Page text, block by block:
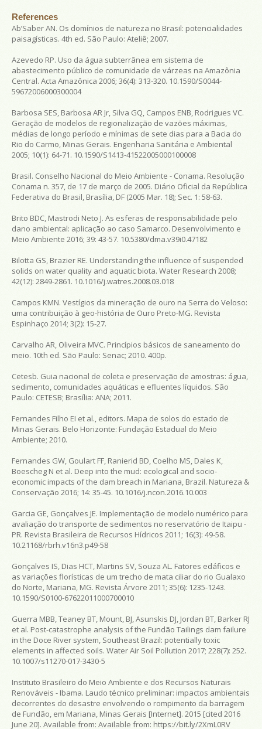
References
Ab’Saber AN. Os domínios de natureza no Brasil: potencialidades
paisagísticas. 4th ed. São Paulo: Ateliê; 2007.
Azevedo RP. Uso da água subterrânea em sistema de
abastecimento público de comunidade de várzeas na Amazônia
Central. Acta Amazônica 2006; 36(4): 313-320. 10.1590/S0044-
59672006000300004
Barbosa SES, Barbosa AR Jr, Silva GQ, Campos ENB, Rodrigues VC.
Geração de modelos de regionalização de vazões máximas,
médias de longo período e mínimas de sete dias para a Bacia do
Rio do Carmo, Minas Gerais. Engenharia Sanitária e Ambiental
2005; 10(1): 64-71. 10.1590/S1413-41522005000100008
Brasil. Conselho Nacional do Meio Ambiente - Conama. Resolução
Conama n. 357, de 17 de março de 2005. Diário Oficial da República
Federativa do Brasil, Brasília, DF (2005 Mar. 18); Sec. 1: 58-63.
Brito BDC, Mastrodi Neto J. As esferas de responsabilidade pelo
dano ambiental: aplicação ao caso Samarco. Desenvolvimento e
Meio Ambiente 2016; 39: 43-57. 10.5380/dma.v39i0.47182
Bilotta GS, Brazier RE. Understanding the influence of suspended
solids on water quality and aquatic biota. Water Research 2008;
42(12): 2849-2861. 10.1016/j.watres.2008.03.018
Campos KMN. Vestígios da mineração de ouro na Serra do Veloso:
uma contribuição à geo-história de Ouro Preto-MG. Revista
Espinhaço 2014; 3(2): 15-27.
Carvalho AR, Oliveira MVC. Princípios básicos de saneamento do
meio. 10th ed. São Paulo: Senac; 2010. 400p.
Cetesb. Guia nacional de coleta e preservação de amostras: água,
sedimento, comunidades aquáticas e efluentes líquidos. São
Paulo: CETESB; Brasília: ANA; 2011.
Fernandes Filho EI et al., editors. Mapa de solos do estado de
Minas Gerais. Belo Horizonte: Fundação Estadual do Meio
Ambiente; 2010.
Fernandes GW, Goulart FF, Ranierid BD, Coelho MS, Dales K,
Boescheg N et al. Deep into the mud: ecological and socio-
economic impacts of the dam breach in Mariana, Brazil. Natureza &
Conservação 2016; 14: 35-45. 10.1016/j.ncon.2016.10.003
Garcia GE, Gonçalves JE. Implementação de modelo numérico para
avaliação do transporte de sedimentos no reservatório de Itaipu -
PR. Revista Brasileira de Recursos Hídricos 2011; 16(3): 49-58.
10.21168/rbrh.v16n3.p49-58
Gonçalves IS, Dias HCT, Martins SV, Souza AL. Fatores edáficos e
as variações florísticas de um trecho de mata ciliar do rio Gualaxo
do Norte, Mariana, MG. Revista Árvore 2011; 35(6): 1235-1243.
10.1590/S0100-67622011000700010
Guerra MBB, Teaney BT, Mount, BJ, Asunskis DJ, Jordan BT, Barker RJ
et al. Post-catastrophe analysis of the Fundão Tailings dam failure
in the Doce River system, Southeast Brazil: potentially toxic
elements in affected soils. Water Air Soil Pollution 2017; 228(7): 252.
10.1007/s11270-017-3430-5
Instituto Brasileiro do Meio Ambiente e dos Recursos Naturais
Renováveis - Ibama. Laudo técnico preliminar: impactos ambientais
decorrentes do desastre envolvendo o rompimento da barragem
de Fundão, em Mariana, Minas Gerais [Internet]. 2015 [cited 2016
June 20]. Available from: Available from: https://bit.ly/2XmL0RV